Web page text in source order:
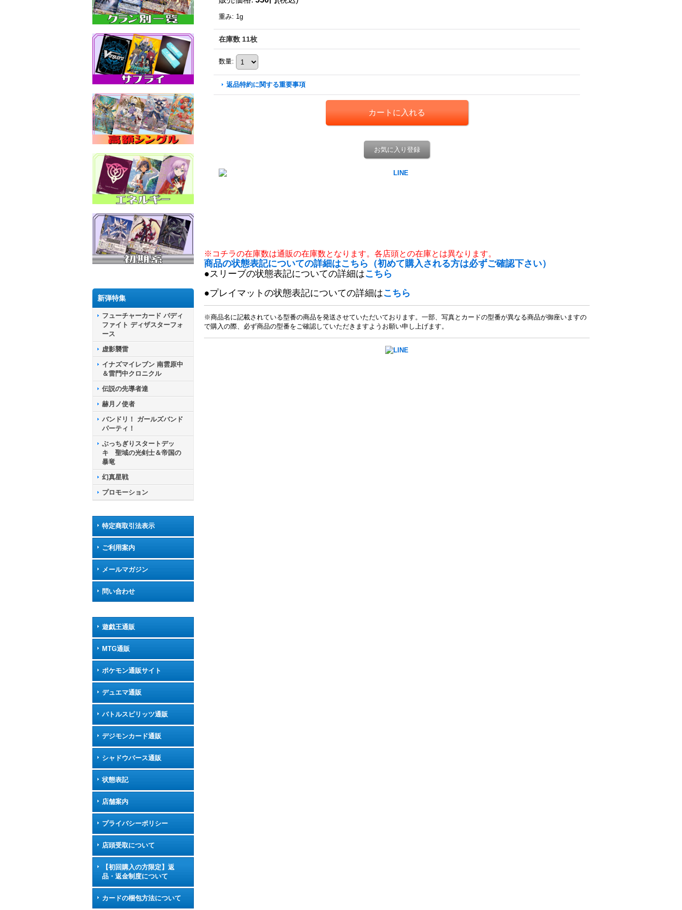
新弾特集
フューチャーカード バディ
ファイト ディザスターフォ
ース
虚影襲雷
イナズマイレブン 南雲原中
＆雷門中クロニクル
伝説の先導者達
赫月ノ使者
バンドリ！ ガールズバンド
パーティ！
ぶっちぎりスタートデッ
キ 聖域の光剣士＆帝国の
暴竜
幻真星戦
プロモーション
特定商取引法表示
ご利用案内
メールマガジン
問い合わせ
遊戯王通販
MTG通販
ポケモン通販サイト
デュエマ通販
バトルスピリッツ通販
デジモンカード通販
シャドウバース通販
状態表記
店舗案内
プライバシーポリシー
店頭受取について
【初回購入の方限定】返
品・返金制度について
カードの梱包方法について
重み: 1g
在庫数 11枚
数量:
返品特約に関する重要事項
お気に入り登録
※コチラの在庫数は通販の在庫数となります。各店頭との在庫とは異なります。
商品の状態表記についての詳細はこちら（初めて購入される方は必ずご確認下さい）
●スリーブの状態表記についての詳細はこちら
●プレイマットの状態表記についての詳細はこちら
※商品名に記載されている型番の商品を発送させていただいております。一部、写真とカードの型番が異なる商品が御座いますの
で購入の際、必ず商品の型番をご確認していただきますようお願い申し上げます。